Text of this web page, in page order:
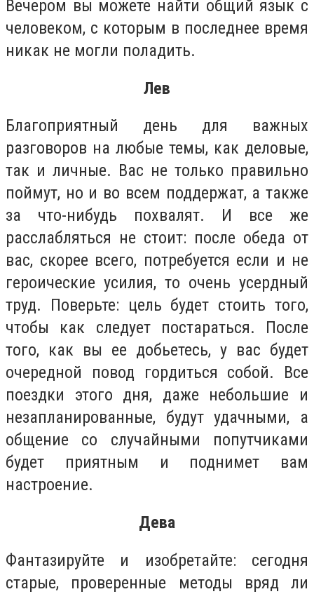
Вечером вы можете найти общий язык с
человеком, с которым в последнее время
никак не могли поладить.
Лев
Благоприятный день для важных
разговоров на любые темы, как деловые,
так и личные. Вас не только правильно
поймут, но и во всем поддержат, а также
за что-нибудь похвалят. И все же
расслабляться не стоит: после обеда от
вас, скорее всего, потребуется если и не
героические усилия, то очень усердный
труд. Поверьте: цель будет стоить того,
чтобы как следует постараться. После
того, как вы ее добьетесь, у вас будет
очередной повод гордиться собой. Все
поездки этого дня, даже небольшие и
незапланированные, будут удачными, а
общение со случайными попутчиками
будет приятным и поднимет вам
настроение.
Дева
Фантазируйте и изобретайте: сегодня
старые, проверенные методы вряд ли